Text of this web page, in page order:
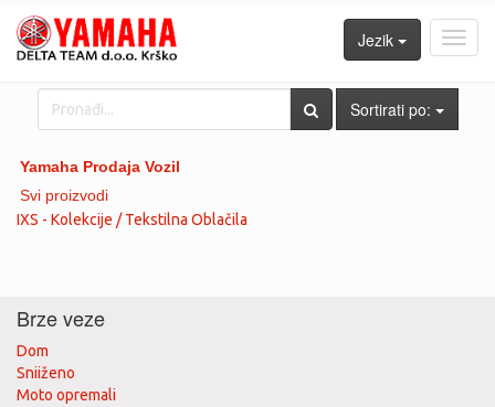
Jezik
Sortirati po:
Yamaha Prodaja Vozil
Svi proizvodi
IXS - Kolekcije / Tekstilna Oblačila
Brze veze
Dom
Sniiženo
Moto opremali